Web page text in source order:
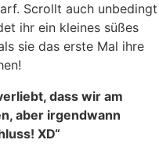
Scrollt auch unbedingt
ihr ein kleines süßes
sie das erste Mal ihre
dass wir am
aber irgendwann
XD“